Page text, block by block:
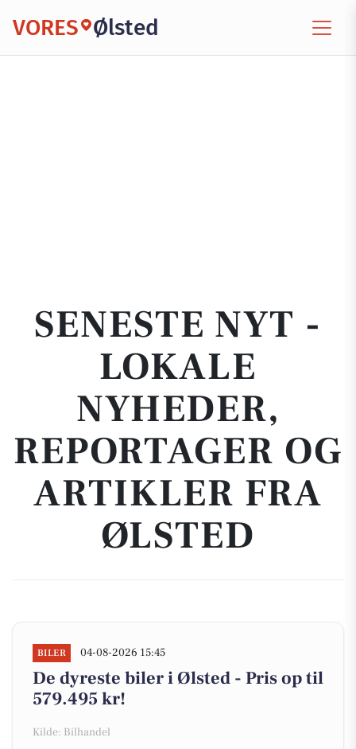
VORES Ølsted
SENESTE NYT -
LOKALE
NYHEDER,
REPORTAGER OG
ARTIKLER FRA
ØLSTED
BILER 04-08-2026 15:45
De dyreste biler i Ølsted - Pris op til
579.495 kr!
Kilde: Bilhandel